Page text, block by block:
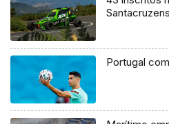
Portugal